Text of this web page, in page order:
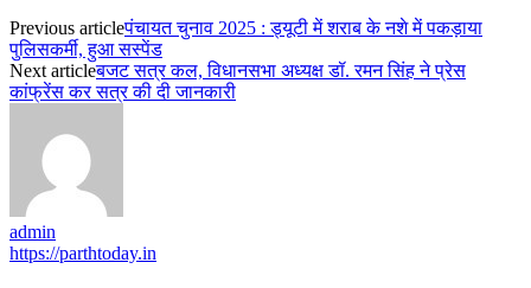
Previous articleपंचायत चुनाव 2025 : ड्यूटी में शराब के नशे में पकड़ाया
पुलिसकर्मी, हुआ सस्पेंड
Next articleबजट सत्र कल, विधानसभा अध्यक्ष डॉ. रमन सिंह ने प्रेस
कांफ्रेंस कर सत्र की दी जानकारी
admin
https://parthtoday.in